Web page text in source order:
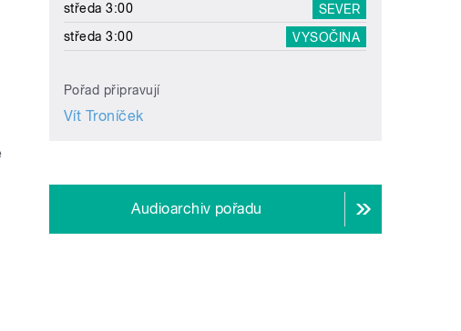
středa 3:00
SEVER
středa 3:00
VYSOČINA
Pořad připravují
Vít Troníček
Audioarchiv pořadu